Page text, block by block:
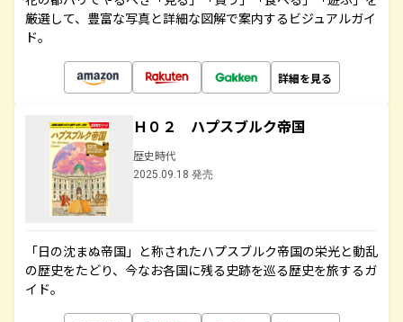
厳選して、豊富な写真と詳細な図解で案内するビジュアルガイ
ド。
詳細を見る
Ｈ０２ ハプスブルク帝国
歴史時代
2025.09.18 発売
「日の沈まぬ帝国」と称されたハプスブルク帝国の栄光と動乱
の歴史をたどり、今なお各国に残る史跡を巡る歴史を旅するガ
イド。